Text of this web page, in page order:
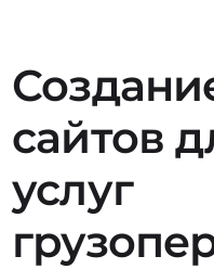
сайтов
услуг